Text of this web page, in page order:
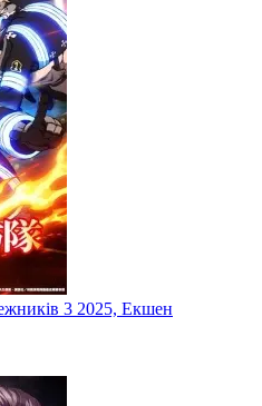
3 2025, Екшен